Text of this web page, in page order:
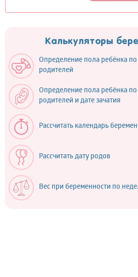
Калькуляторы
Определение пола ребёнка по
родителей
Определение пола ребёнка
родителей и дате зачатия
Рассчитать календарь
Рассчитать дату родов
Вес при беременности по